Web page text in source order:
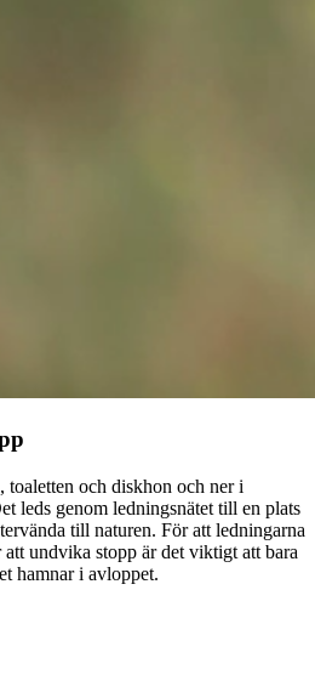
och diskhon och ner i
leds genom ledningsnätet till en plats
till naturen. För att ledningarna
undvika stopp är det viktigt att bara
hamnar i avloppet.